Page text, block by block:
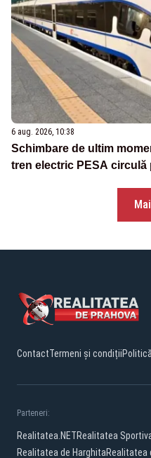
6 aug. 2026, 10:38
Schimbare de ultim
tren electric PESA
ContactTermeni și condiții
Parteneri:
Realitatea.NETRealitatea
Realitatea de HarghitaRealitatea